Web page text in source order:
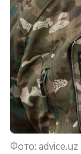
Фото: advice.uz